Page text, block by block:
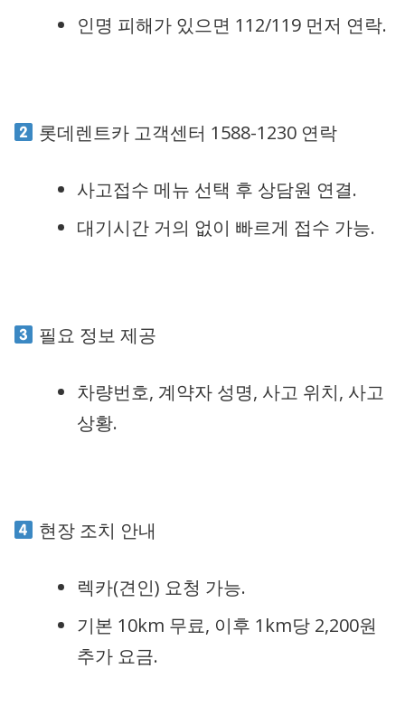
인명 피해가 있으면 112/119 먼저 연락.
롯데렌트카 고객센터 1588-1230 연락
사고접수 메뉴 선택 후 상담원 연결.
대기시간 거의 없이 빠르게 접수 가능.
필요 정보 제공
차량번호, 계약자 성명, 사고 위치, 사고
상황.
현장 조치 안내
렉카(견인) 요청 가능.
기본 10km 무료, 이후 1km당 2,200원
추가 요금.